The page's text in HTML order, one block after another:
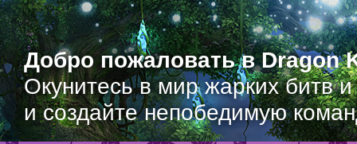
Добро пожаловать в Dragon
Окунитесь в мир жарких битв
и создайте непобедимую